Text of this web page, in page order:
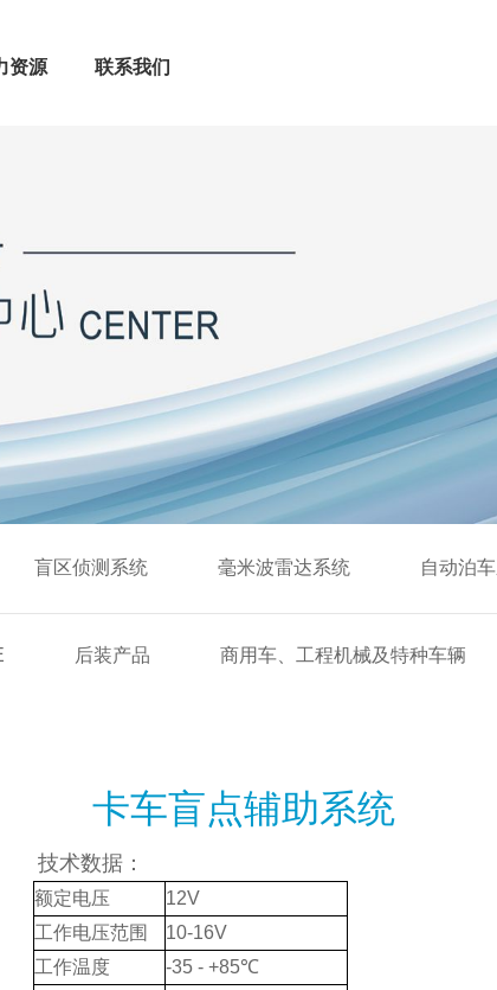
资源 联系我们
盲区侦测系统 毫米波雷达系统 自动泊
后装产品 商用车、工程机械及特种车辆
卡车盲点辅助系统
技术数据：
额定电压
12V
工作电压范围
10-16V
工作温度
-35 - +85℃